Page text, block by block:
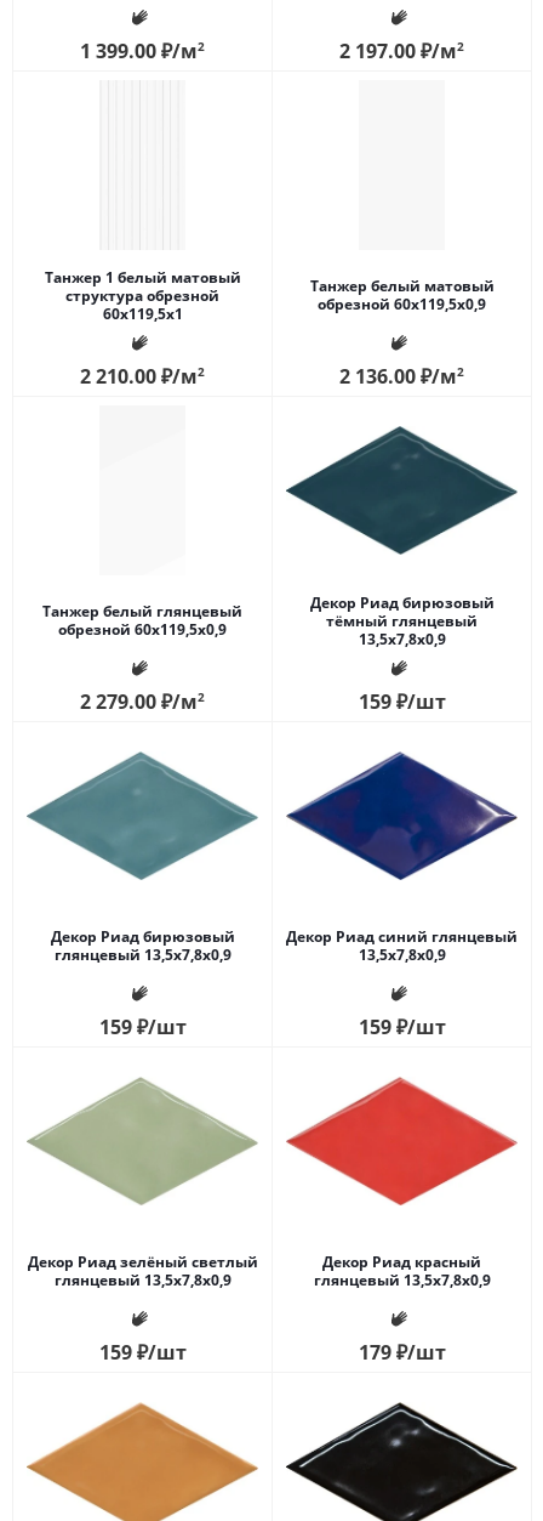
1 399.00₽/м2 2 197.00₽/м2
Танжер 1 белый матовый
структура обрезной
60x119,5x1
2 210.00₽/м2
Танжер белый матовый
обрезной 60x119,5x0,9
2 136.00₽/м2
Танжер белый глянцевый
обрезной 60x119,5x0,9
2 279.00₽/м2
Декор Риад бирюзовый
тёмный глянцевый
13,5x7,8x0,9
159₽/шт
Декор Риад бирюзовый
глянцевый 13,5x7,8x0,9
159₽/шт
Декор Риад синий глянцевый
13,5x7,8x0,9
159₽/шт
Декор Риад зелёный светлый
глянцевый 13,5x7,8x0,9
159₽/шт
Декор Риад красный
глянцевый 13,5x7,8x0,9
179₽/шт